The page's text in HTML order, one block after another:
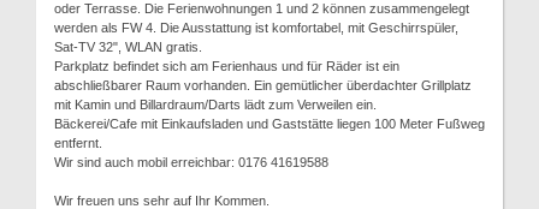
oder Terrasse. Die Ferienwohnungen 1 und 2 können zusammengelegt
werden als FW 4. Die Ausstattung ist komfortabel, mit Geschirrspüler,
Sat-TV 32", WLAN gratis.
Parkplatz befindet sich am Ferienhaus und für Räder ist ein
abschließbarer Raum vorhanden. Ein gemütlicher überdachter Grillplatz
mit Kamin und Billardraum/Darts lädt zum Verweilen ein.
Bäckerei/Cafe mit Einkaufsladen und Gaststätte liegen 100 Meter Fußweg
entfernt.
Wir sind auch mobil erreichbar: 0176 41619588
Wir freuen uns sehr auf Ihr Kommen.